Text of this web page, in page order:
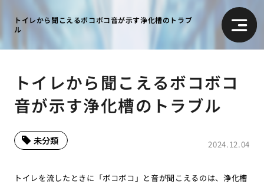
トイレから聞こえるボコボコ音が示す浄化槽のトラブ
ル
トイレから聞こえるボコボコ
音が示す浄化槽のトラブル
2024.12.04
未分類
トイレを流したときに「ボコボコ」と音が聞こえるのは、浄化槽